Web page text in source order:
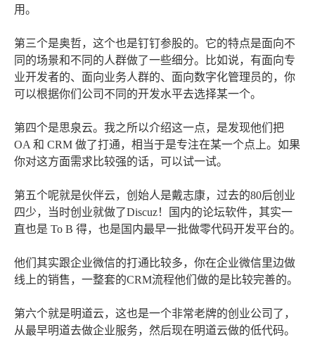
用。
第三个是奥哲，这个也是钉钉参股的。它的特点是面向不
同的场景和不同的人群做了一些细分。比如说，有面向专
业开发者的、面向业务人群的、面向数字化管理员的，你
可以根据你们公司不同的开发水平去选择某一个。
第四个是思泉云。我之所以介绍这一点，是发现他们把
OA 和 CRM 做了打通，相当于是专注在某一个点上。如果
你对这方面需求比较强的话，可以试一试。
第五个呢就是伙伴云，创始人是戴志康，过去的80后创业
四少，当时创业就做了Discuz！国内的论坛软件，其实一
直也是 To B 得，也是国内最早一批做零代码开发平台的。
他们其实跟企业微信的打通比较多，你在企业微信里边做
线上的销售，一整套的CRM流程他们做的是比较完善的。
第六个就是明道云，这也是一个非常老牌的创业公司了，
从最早明道去做企业服务，然后现在明道云做的低代码。